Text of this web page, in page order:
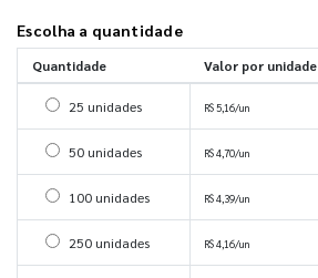
Escolha a quantidade
Quantidade Valor por unidade
Selecionar 25 unidades
25 unidades R$ 5,16/un
Selecionar 50 unidades
50 unidades R$ 4,70/un
Selecionar 100 unidades
100 unidades R$ 4,39/un
Selecionar 250 unidades
250 unidades R$ 4,16/un